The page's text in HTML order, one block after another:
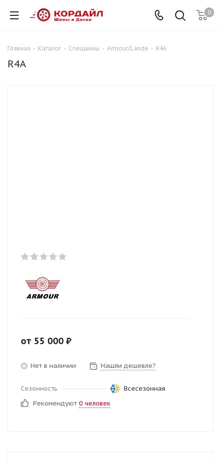
0
Главная - Каталог - Спецшины - Armour/Lande - R4A
R4A
от 55 000 ₽
Нет в наличии Нашли дешевле?
Сезонность
Всесезонная
Рекомендуют 0 человек